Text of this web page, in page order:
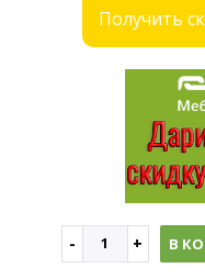
Получить
В